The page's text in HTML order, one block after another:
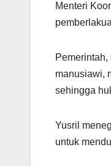
Menteri
manusiawi,
sehingga
Yusril
untuk